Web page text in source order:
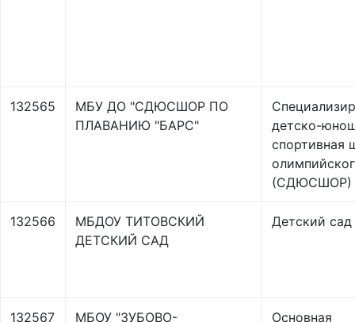
132565
МБУ ДО "СДЮСШОР ПО
ПЛАВАНИЮ "БАРС"
детско-
спортивная
(СДЮСШОР)
132566
МБДОУ ТИТОВСКИЙ
ДЕТСКИЙ САД
Детский сад
132567
МБОУ "ЗУБОВО-
Основная